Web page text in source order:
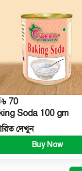
৳ 70
Soda 100 gm
দেখুন
Buy Now